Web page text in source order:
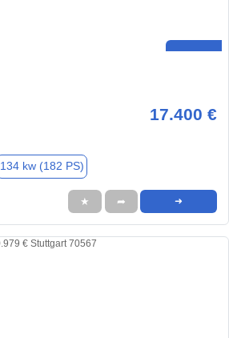
17.400 €
134 kw (182 PS)
★ ➦ ➜